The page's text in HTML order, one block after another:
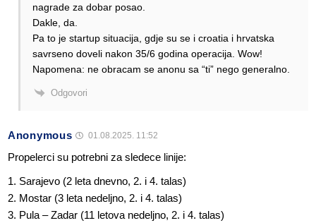
nagrade za dobar posao.
Dakle, da.
Pa to je startup situacija, gdje su se i croatia i hrvatska
savrseno doveli nakon 35/6 godina operacija. Wow!
Napomena: ne obracam se anonu sa “ti” nego generalno.
Odgovori
Anonymous 01.08.2025. 11:52
Propelerci su potrebni za sledece linije:
1. Sarajevo (2 leta dnevno, 2. i 4. talas)
2. Mostar (3 leta nedeljno, 2. i 4. talas)
3. Pula – Zadar (11 letova nedeljno, 2. i 4. talas)